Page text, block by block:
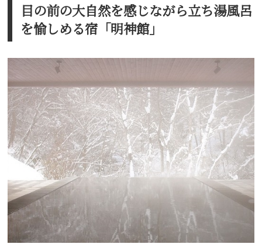
目の前の大自然を感じながら立ち湯風呂
を愉しめる宿「明神館」